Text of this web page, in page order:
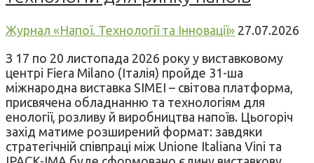
Журнал «Напої. Технології та Інновації» 27.07.2026
З 17 по 20 листопада 2026 року у виставковому
центрі Fiera Milano (Італія) пройде 31-ша
міжнародна виставка SIMEI – світова платформа,
присвячена обладнанню та технологіям для
енології, розливу й виробництва напоїв. Цьогоріч
захід матиме розширений формат: завдяки
стратегічній співпраці між Unione Italiana Vini та